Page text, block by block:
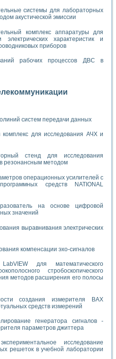
системы для лабораторных
акустической эмиссии
комплекс аппаратуры для
характеристик и
приборов
рабочих процессов ДВС в
систем передачи данных
для исследования АЧХ и
стенд для исследования
резонансным методом
операционных усилителей с
средств NATIONAL
на основе цифровой
значений
выравнивания электрических
компенсации эхо-сигналов
для математического
стробоскопического
методов расширения его полосы
создания измерителя ВАХ
средств измерений
генератора сигналов -
параметров джиттера
исследование
решеток в учебной лаборатории